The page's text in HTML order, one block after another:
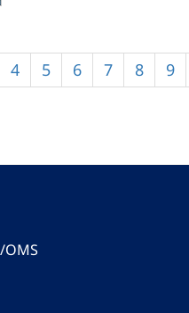
Página
4 Página
5 Página
6 Página
7 Página
8 9
OMS